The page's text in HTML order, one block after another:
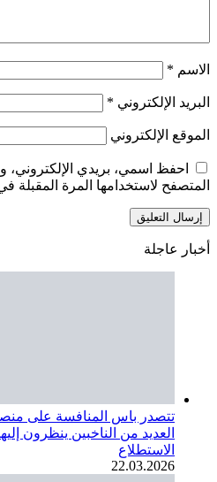
الاسم *
البريد الإلكتروني *
الموقع الإلكتروني
احفظ اسمي، بريدي الإلكتروني،
المتصفح لاستخدامها المرة المقبلة
أخبار عاجلة
تتصدر باس المنافسة على
العديد من الناخبين ينظرون
الاستطلاع
22.03.2026